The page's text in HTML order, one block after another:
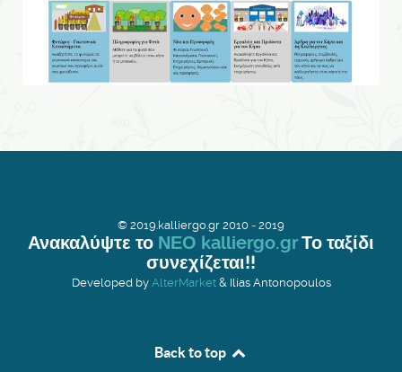
© 2019.kalliergo.gr 2010 - 2019
Ανακαλύψτε το ΝΕΟ kalliergo.grΤο ταξίδι
συνεχίζεται!!
Developed by AlterMarket& Ilias Antonopoulos
Back to top